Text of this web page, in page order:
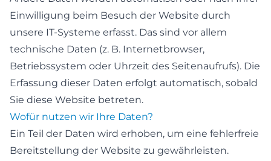
Einwilligung beim Besuch der Website durch
unsere IT-Systeme erfasst. Das sind vor allem
technische Daten (z. B. Internetbrowser,
Betriebssystem oder Uhrzeit des Seitenaufrufs). Die
Erfassung dieser Daten erfolgt automatisch, sobald
Sie diese Website betreten.
Wofür nutzen wir Ihre Daten?
Ein Teil der Daten wird erhoben, um eine fehlerfreie
Bereitstellung der Website zu gewährleisten.